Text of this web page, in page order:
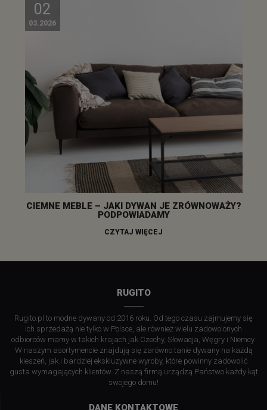
02
03.2026
CIEMNE MEBLE – JAKI DYWAN JE ZRÓWNOWAŻY?
PODPOWIADAMY
CZYTAJ WIĘCEJ
RUGITO
Rugito.pl to modne dywany od 2016 roku. Od tego czasu zajmujemy się
ich sprzedażą nie tylko w Polsce, ale również wielu zadowolonych
odbiorców mamy w takich krajach jak Czechy, Słowacja, Węgry i Niemcy.
W naszym asortymencie znajdują się zarówno tanie dywany na każdą
kieszeń, jak i bardziej ekskluzywne wyroby, które powinny zadowolić
gusta wymagających klientów. Z naszą firmą urządzą Państwo każdy kąt
swojego domu!
DANE KONTAKTOWE